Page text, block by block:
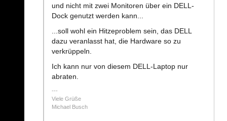
und nicht mit zwei Monitoren über ein DELL-
Dock genutzt werden kann...
...soll wohl ein Hitzeproblem sein, das DELL
dazu veranlasst hat, die Hardware so zu
verkrüppeln.
Ich kann nur von diesem DELL-Laptop nur
abraten.
Viele Grüße
Michael Busch